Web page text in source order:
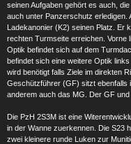
seinen Aufgaben gehört es auch,
auch unter Panzerschutz erledigen.
Ladekanonier (K2) seinen Platz. Er
rechten Turmseite erreichen.
Optik befindet sich auf dem
befindet sich eine weitere Optik
wird benötigt falls Ziele im direkten
Geschützführer (GF) sitzt ebenfalls
anderem auch das MG. Der GF
Die PzH 2S3M ist eine
in der Wanne zuerkennen. Die S23
zwei kleinere runde Luken zur